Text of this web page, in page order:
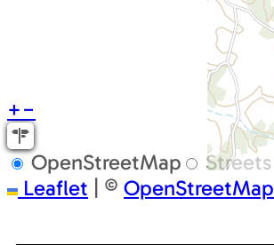
+−
OpenStreetMap Streets
Leaflet | © OpenStreetMap